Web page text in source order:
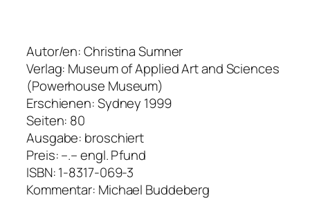
Autor/en: Christina Sumner
Verlag: Museum of Applied Art and Sciences
(Powerhouse Museum)
Erschienen: Sydney 1999
Seiten: 80
Ausgabe: broschiert
Preis: –.– engl. Pfund
ISBN: 1-8317-069-3
Kommentar: Michael Buddeberg